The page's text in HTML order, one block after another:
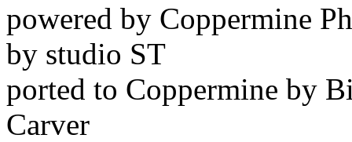
powered by Coppermine
by studio ST
ported to Coppermine by
Carver